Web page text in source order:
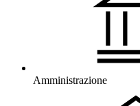
Amministrazione